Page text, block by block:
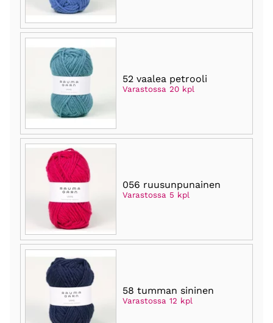
52 vaalea petrooli
Varastossa 20 kpl
056 ruusunpunainen
Varastossa 5 kpl
58 tumman sininen
Varastossa 12 kpl